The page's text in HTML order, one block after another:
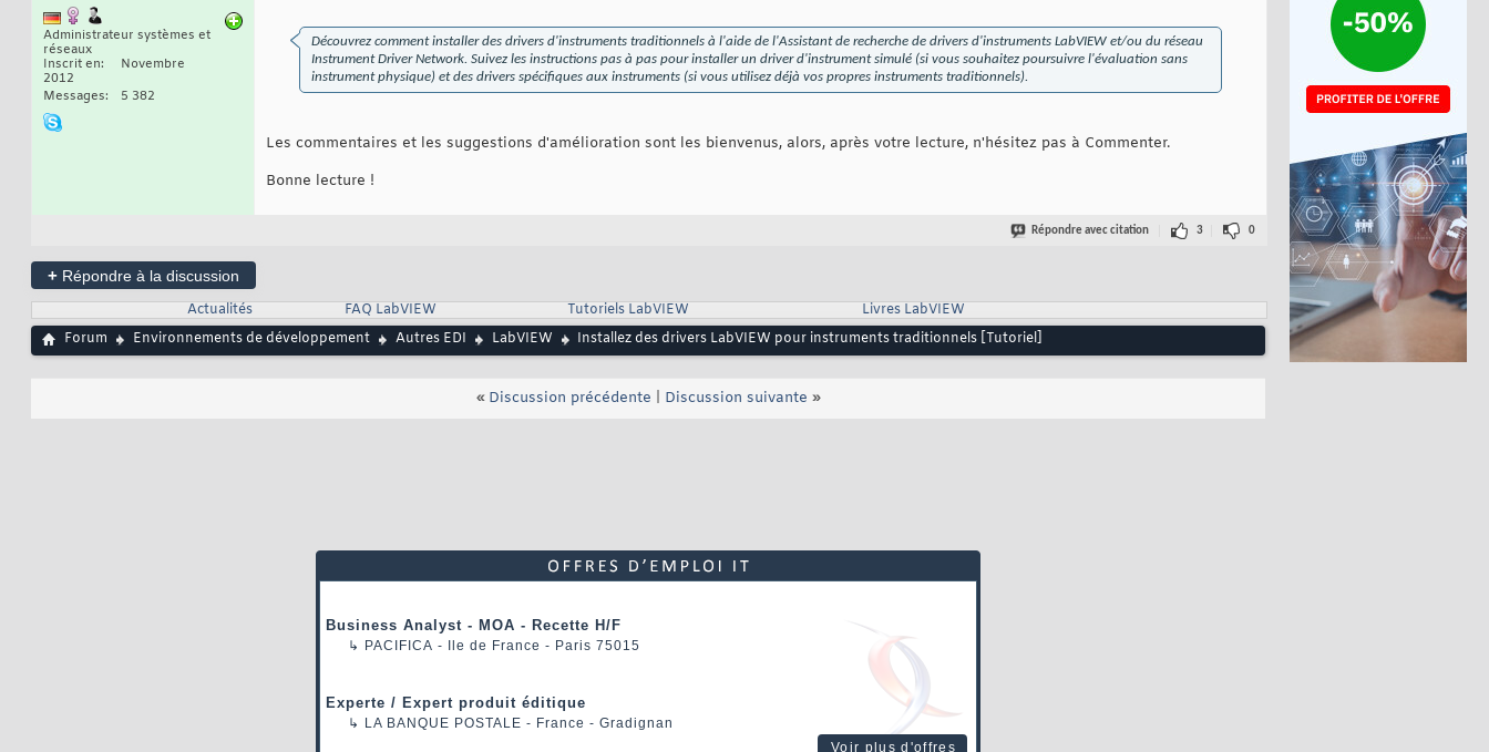
Administrateur systèmes et
réseaux
Inscrit en
Novembre
2012
Messages
5 382
Découvrez comment installer des drivers d'instruments traditionnels à l'aide de l'Assistant de recherche de drivers d'instruments LabVIEW et/ou du réseau
Instrument Driver Network. Suivez les instructions pas à pas pour installer un driver d'instrument simulé (si vous souhaitez poursuivre l'évaluation sans
instrument physique) et des drivers spécifiques aux instruments (si vous utilisez déjà vos propres instruments traditionnels).
Les commentaires et les suggestions d'amélioration sont les bienvenus, alors, après votre lecture, n'hésitez pas à Commenter.
Bonne lecture !
Répondre avec citation 3 0
+ Répondre à la discussion
Actualités
FAQ LabVIEW Tutoriels LabVIEW
Livres LabVIEW
Forum
Environnements de développement Autres EDI LabVIEW Installez des drivers LabVIEW pour instruments traditionnels [Tutoriel]
« Discussion précédente Discussion suivante »
Business Analyst - MOA - Recette H/F
↳ PACIFICA - Ile de France - Paris 75015
Experte / Expert produit éditique
↳ LA BANQUE POSTALE - France - Gradignan
Voir plus d'offres